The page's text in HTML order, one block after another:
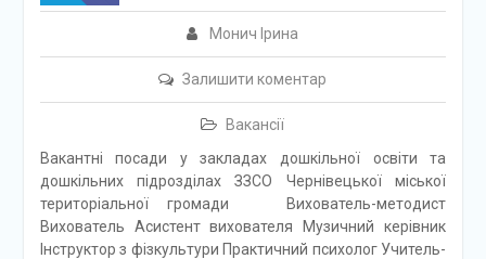
Монич Ірина
Залишити коментар
Вакансії
Вакантні посади у закладах дошкільної освіти та
дошкільних підрозділах ЗЗСО Чернівецької міської
територіальної громади Вихователь-методист
Вихователь Асистент вихователя Музичний керівник
Інструктор з фізкультури Практичний психолог Учитель-